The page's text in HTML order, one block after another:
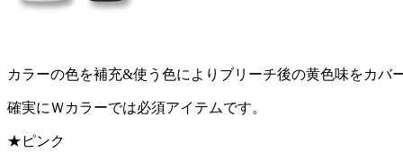
カラーの色を補充&使う色によりブリーチ後の黄色味をカバ
確実にＷカラーでは必須アイテムです。
★ピンク